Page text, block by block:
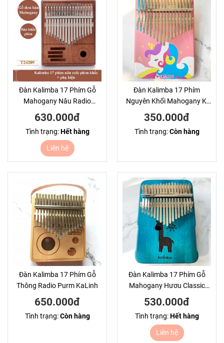
Đàn Kalimba 17 Phím Gỗ
Mahogany Nâu Radio
KaLinh
630.000đ
Tình trạng:Hết hàng
Liên hệ
Đàn Kalimba 17 Phím
Nguyên Khối Mahogany Kì
Lân Hồng KaLinh
350.000đ
Tình trạng:Còn hàng
Đàn Kalimba 17 Phím Gỗ
Thông Radio Purm KaLinh
650.000đ
Tình trạng:Còn hàng
Đàn Kalimba 17 Phím Gỗ
Mahogany Hươu Classic
KaLinh
530.000đ
Tình trạng:Hết hàng
Liên hệ